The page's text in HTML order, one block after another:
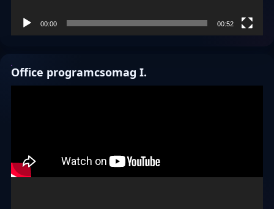
00:00 00:52
Office programcsomag I.